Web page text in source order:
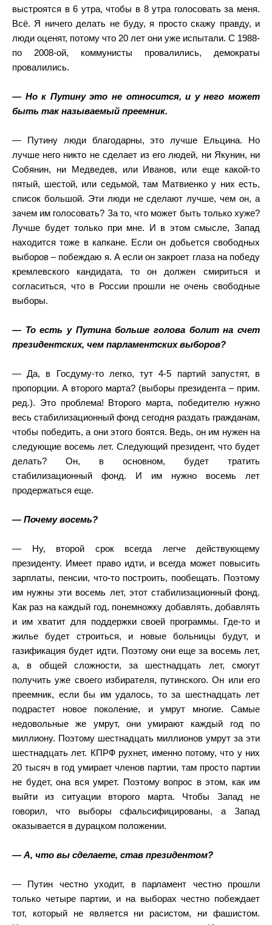
выстроятся в 6 утра, чтобы в 8 утра голосовать за меня.
Всё. Я ничего делать не буду, я просто скажу правду, и
люди оценят, потому что 20 лет они уже испытали. С 1988-
по 2008-ой, коммунисты провалились, демократы
провалились.
— Но к Путину это не относится, и у него может
быть так называемый преемник.
— Путину люди благодарны, это лучше Ельцина. Но
лучше него никто не сделает из его людей, ни Якунин, ни
Собянин, ни Медведев, или Иванов, или еще какой-то
пятый, шестой, или седьмой, там Матвиенко у них есть,
список большой. Эти люди не сделают лучше, чем он, а
зачем им голосовать? За то, что может быть только хуже?
Лучше будет только при мне. И в этом смысле, Запад
находится тоже в капкане. Если он добьется свободных
выборов – побеждаю я. А если он закроет глаза на победу
кремлевского кандидата, то он должен смириться и
согласиться, что в России прошли не очень свободные
выборы.
— То есть у Путина больше голова болит на счет
президентских, чем парламентских выборов?
— Да, в Госдуму-то легко, тут 4-5 партий запустят, в
пропорции. А второго марта? (выборы президента – прим.
ред.). Это проблема! Второго марта, победителю нужно
весь стабилизационный фонд сегодня раздать гражданам,
чтобы победить, а они этого боятся. Ведь, он им нужен на
следующие восемь лет. Следующий президент, что будет
делать? Он, в основном, будет тратить
стабилизационный фонд. И им нужно восемь лет
продержаться еще.
— Почему восемь?
— Ну, второй срок всегда легче действующему
президенту. Имеет право идти, и всегда может повысить
зарплаты, пенсии, что-то построить, пообещать. Поэтому
им нужны эти восемь лет, этот стабилизационный фонд.
Как раз на каждый год, понемножку добавлять, добавлять
и им хватит для поддержки своей программы. Где-то и
жилье будет строиться, и новые больницы будут, и
газификация будет идти. Поэтому они еще за восемь лет,
а, в общей сложности, за шестнадцать лет, смогут
получить уже своего избирателя, путинского. Он или его
преемник, если бы им удалось, то за шестнадцать лет
подрастет новое поколение, и умрут многие. Самые
недовольные же умрут, они умирают каждый год по
миллиону. Поэтому шестнадцать миллионов умрут за эти
шестнадцать лет. КПРФ рухнет, именно потому, что у них
20 тысяч в год умирает членов партии, там просто партии
не будет, она вся умрет. Поэтому вопрос в этом, как им
выйти из ситуации второго марта. Чтобы Запад не
говорил, что выборы сфальсифицированы, а Запад
оказывается в дурацком положении.
— А, что вы сделаете, став президентом?
— Путин честно уходит, в парламент честно прошли
только четыре партии, и на выборах честно побеждает
тот, который не является ни расистом, ни фашистом.